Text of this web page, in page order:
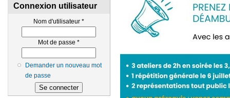
Connexion utilisateur
Nom d'utilisateur*
Mot de passe*
Demander un nouveau mot
de passe